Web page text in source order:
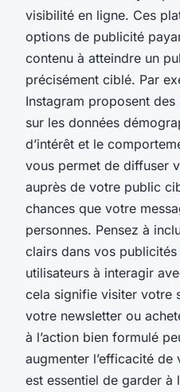
visibilité en ligne. Ces
options de publicité
contenu à atteindre un
précisément ciblé. Par
Instagram proposent
sur les données
d’intérêt et le
vous permet de diffuser
auprès de votre public
chances que votre
personnes. Pensez à
clairs dans vos
utilisateurs à interagir
cela signifie visiter votre
votre newsletter ou
à l’action bien formulé
augmenter l’efficacité
est essentiel de garder à